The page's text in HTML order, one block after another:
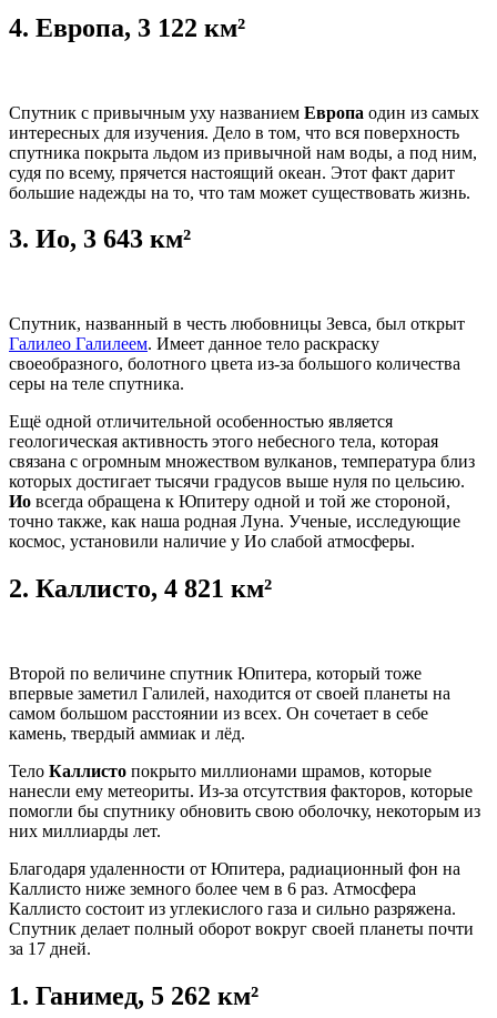
4. Европа, 3 122 км²
Спутник с привычным уху названием Европа один из самых
интересных для изучения. Дело в том, что вся поверхность
спутника покрыта льдом из привычной нам воды, а под ним,
судя по всему, прячется настоящий океан. Этот факт дарит
большие надежды на то, что там может существовать жизнь.
3. Ио, 3 643 км²
Спутник, названный в честь любовницы Зевса, был открыт
Галилео Галилеем. Имеет данное тело раскраску
своеобразного, болотного цвета из-за большого количества
серы на теле спутника.
Ещё одной отличительной особенностью является
геологическая активность этого небесного тела, которая
связана с огромным множеством вулканов, температура близ
которых достигает тысячи градусов выше нуля по цельсию.
Ио всегда обращена к Юпитеру одной и той же стороной,
точно также, как наша родная Луна. Ученые, исследующие
космос, установили наличие у Ио слабой атмосферы.
2. Каллисто, 4 821 км²
Второй по величине спутник Юпитера, который тоже
впервые заметил Галилей, находится от своей планеты на
самом большом расстоянии из всех. Он сочетает в себе
камень, твердый аммиак и лёд.
Тело Каллисто покрыто миллионами шрамов, которые
нанесли ему метеориты. Из-за отсутствия факторов, которые
помогли бы спутнику обновить свою оболочку, некоторым из
них миллиарды лет.
Благодаря удаленности от Юпитера, радиационный фон на
Каллисто ниже земного более чем в 6 раз. Атмосфера
Каллисто состоит из углекислого газа и сильно разряжена.
Спутник делает полный оборот вокруг своей планеты почти
за 17 дней.
1. Ганимед, 5 262 км²